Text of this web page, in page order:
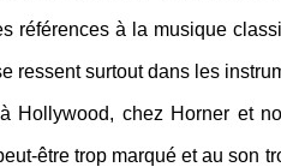
références à la musique
ressent surtout dans les
chez Horner et
être trop marqué et au son